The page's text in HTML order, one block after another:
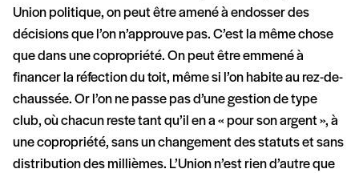
Union politique, on peut être amené à endosser des
décisions que l’on n’approuve pas. C’est la même chose
que dans une copropriété. On peut être emmené à
financer la réfection du toit, même si l’on habite au rez-de-
chaussée. Or l’on ne passe pas d’une gestion de type
club, où chacun reste tant qu’il en a « pour son argent », à
une copropriété, sans un changement des statuts et sans
distribution des millièmes. L’Union n’est rien d’autre que